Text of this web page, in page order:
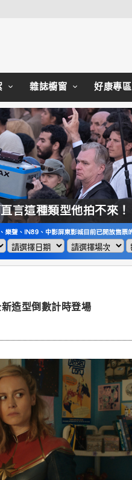
雜誌櫥窗 好康專區
言這種類型他拍不來！
造型倒數計時登場